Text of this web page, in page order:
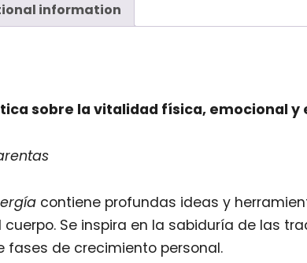
information
sobre la vitalidad física, emocional y
contiene profundas ideas y
Se inspira en la sabiduría de las
de crecimiento personal.